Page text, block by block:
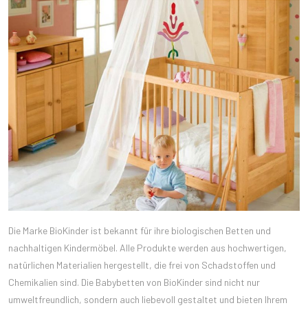
Die Marke BioKinder ist bekannt für ihre biologischen Betten und
nachhaltigen Kindermöbel. Alle Produkte werden aus hochwertigen,
natürlichen Materialien hergestellt, die frei von Schadstoffen und
Chemikalien sind. Die Babybetten von BioKinder sind nicht nur
umweltfreundlich, sondern auch liebevoll gestaltet und bieten Ihrem